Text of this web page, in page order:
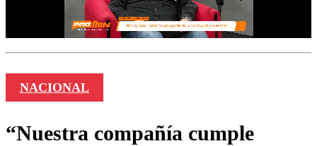
NACIONAL
“Nuestra compañía cumple